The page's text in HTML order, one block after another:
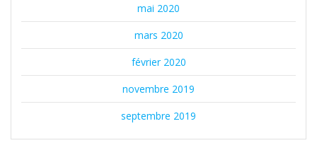
mai 2020
mars 2020
février 2020
novembre 2019
septembre 2019